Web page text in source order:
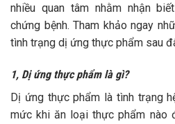
nhiều quan tâm nhằm nhận
chứng bệnh. Tham khảo ngay
tình trạng dị ứng thực phẩm sau
1, Dị ứng thực phẩm là gì?
Dị ứng thực phẩm là tình trạng
mức khi ăn loại thực phẩm nào